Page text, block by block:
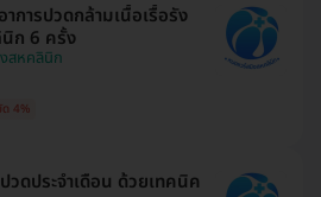
การปวดกล้ามเนื้อเรื้อรัง
ก 6 ครั้ง
สหคลินิก
ด 4%
วดประจำเดือน ด้วยเทคนิค